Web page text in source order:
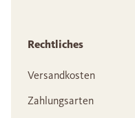
Rechtliches
Versandkosten
Zahlungsarten